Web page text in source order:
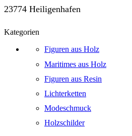
23774 Heiligenhafen
Kategorien
Figuren aus Holz
Maritimes aus Holz
Figuren aus Resin
Lichterketten
Modeschmuck
Holzschilder